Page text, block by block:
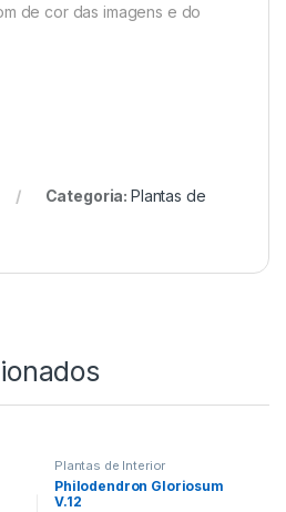
de cor das imagens e do
Categoria: Plantas de
Plantas de Interior
Philodendron Gloriosum
V.12